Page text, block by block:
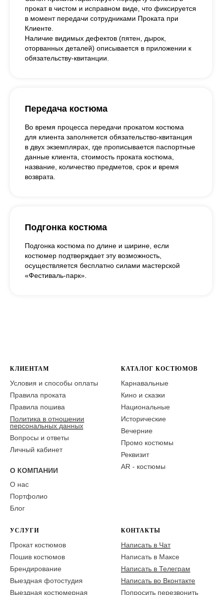
прокат в чистом и исправном виде, что фиксируется
в момент передачи сотрудниками Проката при
Клиенте.
Наличие видимых дефектов (пятен, дырок,
оторванных деталей) описывается в приложении к
обязательству-квитанции.
Передача костюма
Во время процесса передачи прокатом костюма
для клиента заполняется обязательство-квитанция
в двух экземплярах, где прописывается паспортные
данные клиента, стоимость проката костюма,
название, количество предметов, срок и время
возврата.
Подгонка костюма
Подгонка костюма по длине и ширине, если
костюмер подтверждает эту возможность,
осуществляется бесплатно силами мастерской
«Фестиваль-парк».
КЛИЕНТАМ
Условия и способы оплаты
Правила проката
Правила пошива
Политика в отношении
персональных данных
Вопросы и ответы
Личный кабинет
О КОМПАНИИ
О нас
Портфолио
Блог
КАТАЛОГ КОСТЮМОВ
Карнавальные
Кино и сказки
Национальные
Исторические
Вечерние
Промо костюмы
Реквизит
AR - костюмы
УСЛУГИ
Прокат костюмов
Пошив костюмов
Брендирование
Выездная фотостудия
Выездная костюмерная
КОНТАКТЫ
Написать в Чат
Написать в Максе
Написать в Телеграм
Написать во Вконтакте
Попросить перезвонить